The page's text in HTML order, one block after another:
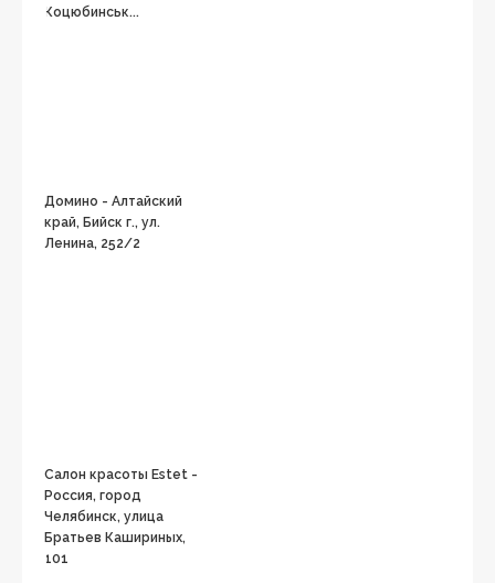
Коцюбинськ...
Домино - Алтайский
край, Бийск г., ул.
Ленина, 252/2
Салон красоты Estet -
Россия, город
Челябинск, улица
Братьев Кашириных,
101